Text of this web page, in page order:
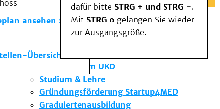
ansehen
Übersicht
dafür bitte STRG + und STRG -.
Mit STRG o gelangen Sie wieder
zur Ausgangsgröße.
Kommunikation im Medizinwesen (KIM)
Notfall
Forschung & Lehre
Die Institute des UKD
Forschung am UKD
Studium & Lehre
Gründungsförderung Startup4MED
Graduiertenausbildung